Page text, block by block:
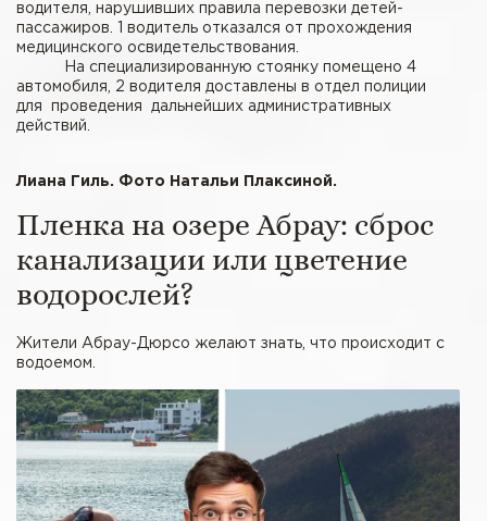
водителя, нарушивших правила перевозки детей-
пассажиров. 1 водитель отказался от прохождения
медицинского освидетельствования.
На специализированную стоянку помещено 4
автомобиля, 2 водителя доставлены в отдел полиции
для проведения дальнейших административных
действий.
Лиана Гиль. Фото Натальи Плаксиной.
Пленка на озере Абрау: сброс
канализации или цветение
водорослей?
Жители Абрау-Дюрсо желают знать, что происходит с
водоемом.